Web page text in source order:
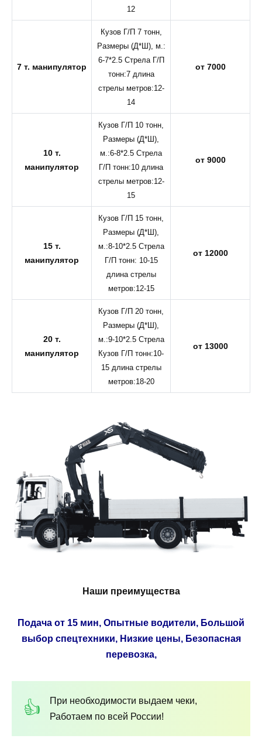
12
7 т. манипулятор
Кузов Г/П 7 тонн,
Размеры (Д*Ш), м.:
6-7*2.5 Стрела Г/П
тонн:7 длина
стрелы метров:12-
14
от 7000
10 т.
манипулятор
Кузов Г/П 10 тонн,
Размеры (Д*Ш),
м.:6-8*2.5 Стрела
Г/П тонн:10 длина
стрелы метров:12-
15
от 9000
15 т.
манипулятор
Кузов Г/П 15 тонн,
Размеры (Д*Ш),
м.:8-10*2.5 Стрела
Г/П тонн: 10-15
длина стрелы
метров:12-15
от 12000
20 т.
манипулятор
Кузов Г/П 20 тонн,
Размеры (Д*Ш),
м.:9-10*2.5 Стрела
Кузов Г/П тонн:10-
15 длина стрелы
метров:18-20
от 13000
Наши преимущества
Подача от 15 мин, Опытные водители, Большой
выбор спецтехники, Низкие цены, Безопасная
перевозка,
При необходимости выдаем чеки,
Работаем по всей России!